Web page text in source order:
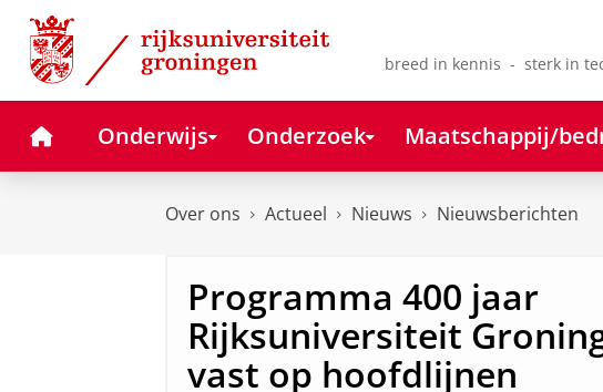
Skip
Content
Skip
Navigation
breed in kennis - sterk in
HomeOnderwijs Onderzoek Maatschappij/
Over ons Actueel Nieuws Nieuwsberichten
Programma 400 jaar
Rijksuniversiteit
vast op hoofdlijnen